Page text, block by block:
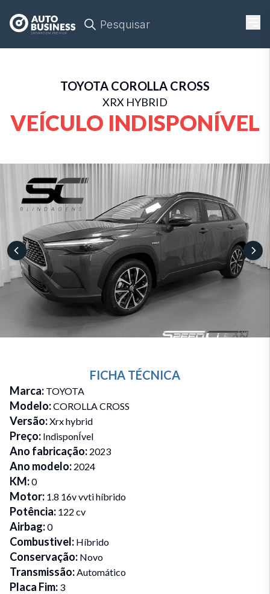
Pesquisar
TOYOTA COROLLA CROSS
XRX HYBRID
VEÍCULO INDISPONÍVEL
FICHA TÉCNICA
Marca: TOYOTA
Modelo:COROLLA CROSS
Versão:Xrx hybrid
Preço: IndisponÍvel
Ano fabricação: 2023
Ano modelo: 2024
KM:0
Motor: 1.8 16v vvti híbrido
Potência: 122 cv
Airbag:0
Combustivel: Híbrido
Conservação: Novo
Transmissão:Automático
Placa Fim: 3